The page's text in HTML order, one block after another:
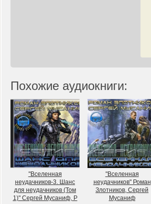
Похожие аудиокниги:
"Вселенная
неудачников-3. Шанс
для неудачников (Том
1)" Сергей Мусаниф, Р
"Вселенная
неудачников" Роман
Злотников, Сергей
Мусаниф